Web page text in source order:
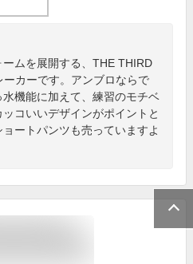
ムを展開する、THE THIRD
カーです。アンブロならで
機能に加えて、練習のモチベ
コいいデザインがポイントと
ートパンツも売っていますよ